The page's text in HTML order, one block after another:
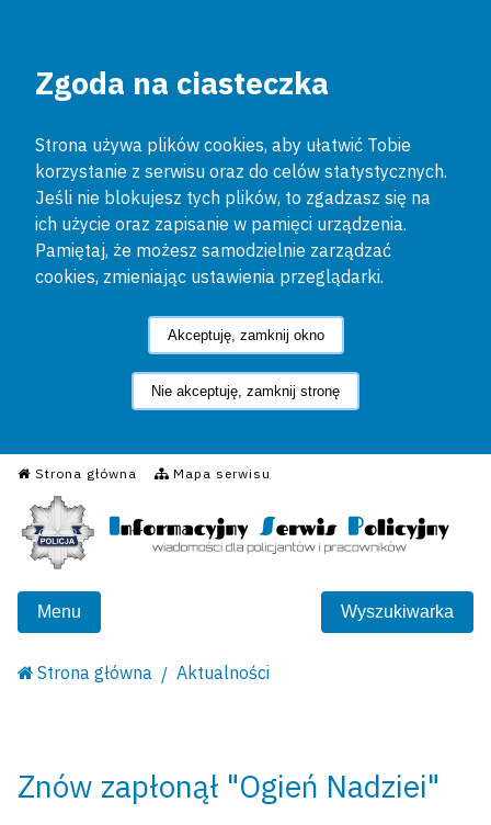
Zgoda na ciasteczka
Strona używa plików cookies, aby ułatwić Tobie
korzystanie z serwisu oraz do celów statystycznych.
Jeśli nie blokujesz tych plików, to zgadzasz się na
ich użycie oraz zapisanie w pamięci urządzenia.
Pamiętaj, że możesz samodzielnie zarządzać
cookies, zmieniając ustawienia przeglądarki.
Akceptuję, zamknij okno
Nie akceptuję, zamknij stronę
Strona główna Mapa serwisu
Informacyjny Serwis
Menu Wyszukiwarka
Strona główna Aktualności
Znów zapłonął "Ogień Nadziei"